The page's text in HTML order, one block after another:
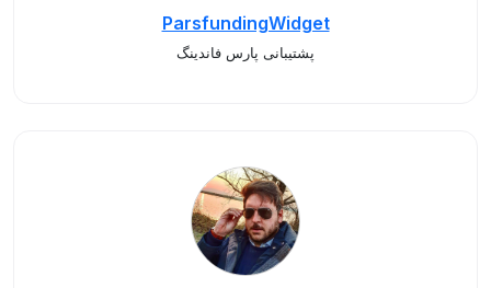
ParsfundingWidget
پشتیبانی پارس فاندینگ